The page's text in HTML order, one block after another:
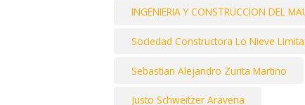
INGENIERIA Y CONSTRUCCION DEL
Sociedad Constructora Lo Nieve
Sebastian Alejandro Zurita Martino
Justo Schweitzer Aravena